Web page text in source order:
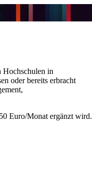
Hochschulen in
oder bereits erbracht
Euro/Monat ergänzt wird.